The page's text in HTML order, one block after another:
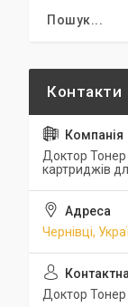
Доктор Тонер
картриджів
Чернівці,
Доктор Тонер